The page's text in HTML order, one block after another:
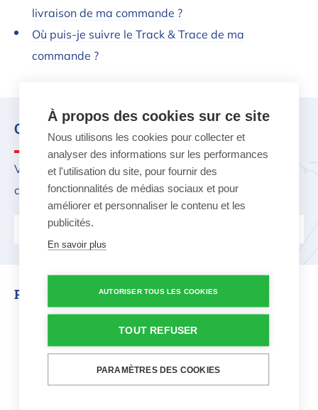
livraison de ma commande ?
Où puis-je suivre le Track & Trace de ma
commande ?
Que cherchez-vous ?
Vous avez une question ? N'hésitez pas ! Notre service
clientèle vous aidera volontiers.
Contactez-nous
Produits similaires
Hamac Amazonas – Miami Aqua -
À propos des cookies sur ce site
Nous utilisons les cookies pour collecter et
analyser des informations sur les performances
et l'utilisation du site, pour fournir des
fonctionnalités de médias sociaux et pour
améliorer et personnaliser le contenu et les
publicités.
En savoir plus
AUTORISER TOUS LES COOKIES
TOUT REFUSER
PARAMÈTRES DES COOKIES